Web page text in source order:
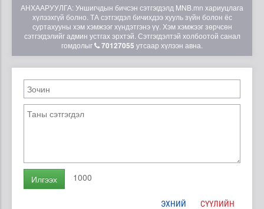
АНХААРУУЛГА: Уншигчдын бичсэн сэтгэгдэлд MNB.mn хариуцлага
хүлээхгүй болно. ТА сэтгэгдэл бичихдээ хууль зүйн болон ёс
суртахууны хэм хэмжээг хүндэтгэнэ үү. Хэм хэмжээг зөрчсөн
сэтгэгдэлийг админ устгах эрхтэй. Сэтгэгдэлтэй холбоотой санал
гомдолыг
70127055 утсаар хүлээн авна.
Илгээх 1000
ЭХНИЙ СҮҮЛИЙН